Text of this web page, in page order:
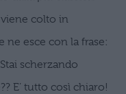
viene colto in
ne esce con la frase:
scherzando
E’ tutto così chiaro!